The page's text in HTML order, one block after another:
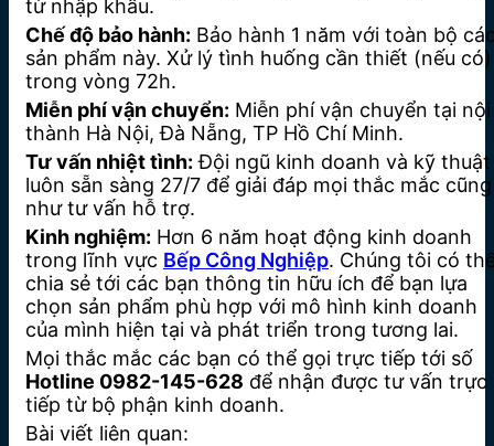
từ nhập khẩu.
Chế độ bảo hành: Bảo hành 1 năm với toàn bộ
sản phẩm này. Xử lý tình huống cần thiết (nếu có)
trong vòng 72h.
Miễn phí vận chuyển: Miễn phí vận chuyển tại nội
thành Hà Nội, Đà Nẵng, TP Hồ Chí Minh.
Tư vấn nhiệt tình: Đội ngũ kinh doanh và kỹ thuật
luôn sẵn sàng 27/7 để giải đáp mọi thắc mắc cũng
như tư vấn hỗ trợ.
Kinh nghiệm: Hơn 6 năm hoạt động kinh doanh
trong lĩnh vực Bếp Công Nghiệp. Chúng tôi có
chia sẻ tới các bạn thông tin hữu ích để bạn lựa
chọn sản phẩm phù hợp với mô hình kinh doanh
của mình hiện tại và phát triển trong tương lai.
Mọi thắc mắc các bạn có thể gọi trực tiếp tới số
Hotline 0982-145-628 để nhận được tư vấn trực
tiếp từ bộ phận kinh doanh.
Bài viết liên quan: